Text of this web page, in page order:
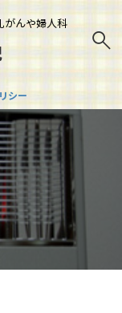
がんや婦人科
シー